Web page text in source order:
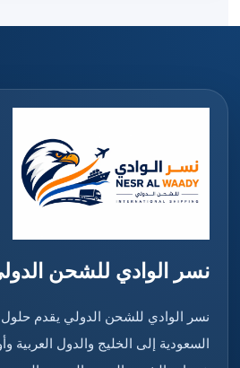
نسر الوادي للشحن
نسر الوادي للشحن الدولي يقدم
السعودية إلى الخليج والدول العربية